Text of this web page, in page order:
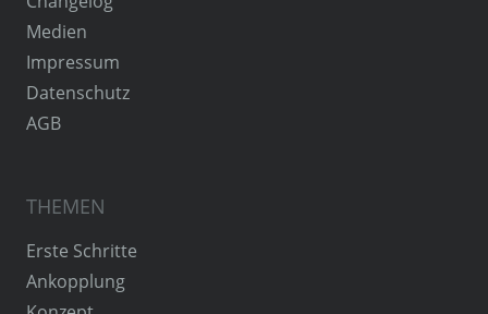
Medien
Impressum
Datenschutz
AGB
THEMEN
Erste Schritte
Ankopplung